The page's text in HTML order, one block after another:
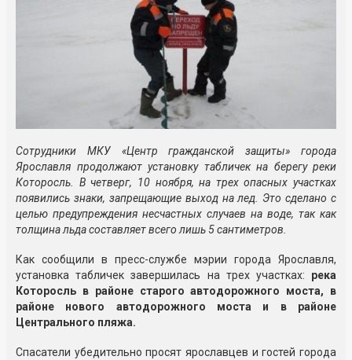
Сотрудники МКУ «Центр гражданской защиты» города
Ярославля продолжают установку табличек на берегу реки
Которосль. В четверг, 10 ноября, на трех опасных участках
появились знаки, запрещающие выход на лед. Это сделано с
целью предупреждения несчастных случаев на воде, так как
толщина льда составляет всего лишь 5 сантиметров.
Как сообщили в пресс-службе мэрии города Ярославля,
установка табличек завершилась на трех участках: река
Которосль в районе старого автодорожного моста, в
районе нового автодорожного моста и в районе
Центрального пляжа.
Спасатели убедительно просят ярославцев и гостей города